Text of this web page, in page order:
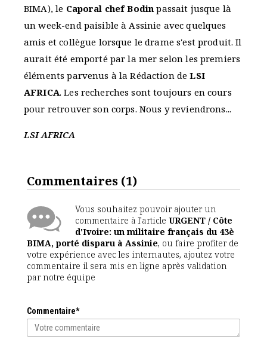
BIMA), le Caporal chef Bodin passait jusque là
un week-end paisible à Assinie avec quelques
amis et collègue lorsque le drame s'est produit. Il
aurait été emporté par la mer selon les premiers
éléments parvenus à la Rédaction deLSI
AFRICA. Les recherches sont toujours en cours
pour retrouver son corps. Nous y reviendrons...
LSI AFRICA
Commentaires (1)
Vous souhaitez pouvoir ajouter un
commentaire à l'article URGENT / Côte
d'Ivoire: un militaire français du 43è
BIMA, porté disparu à Assinie, ou faire profiter de
votre expérience avec les internautes, ajoutez votre
commentaire il sera mis en ligne après validation
par notre équipe
Commentaire*